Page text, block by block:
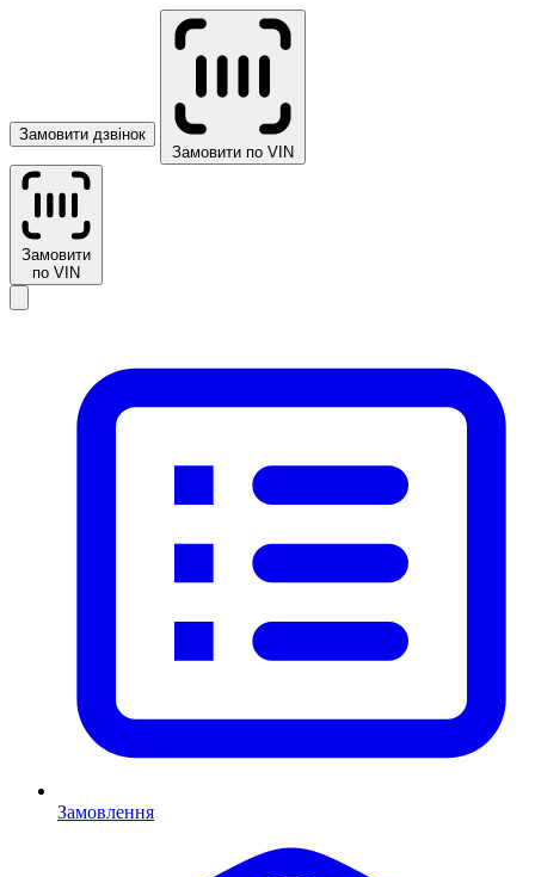
Замовити дзвінок
Замовити по VIN
Замовити
по VIN
Замовлення